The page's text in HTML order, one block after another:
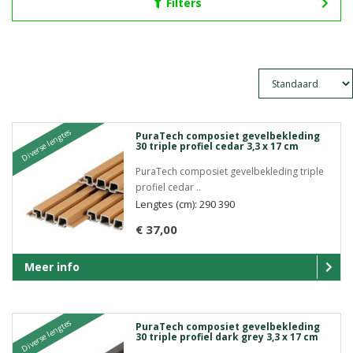
Diverse lengtes PuraTech composiet gevelbekleding
30 triple profiel cedar 3,3 x 17 cm
PuraTech composiet gevelbekleding triple
profiel cedar ..
€ 37,00
Lengtes (cm): 290 390
Meer info
Diverse lengtes PuraTech composiet gevelbekleding
30 triple profiel dark grey 3,3 x 17 cm